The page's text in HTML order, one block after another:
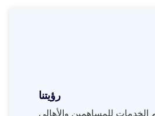
رؤيتنا
للمساهمين والأهالي